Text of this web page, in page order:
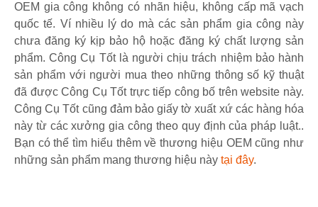
OEM gia công không có nhãn hiệu, không cấp mã vạch
quốc tế. Ví nhiều lý do mà các sản phẩm gia công này
chưa đăng ký kịp bảo hộ hoặc đăng ký chất lượng sản
phẩm. Công Cụ Tốt là người chịu trách nhiệm bảo hành
sản phẩm với người mua theo những thông số kỹ thuật
đã được Công Cụ Tốt trực tiếp công bố trên website này.
Công Cụ Tốt cũng đảm bảo giấy tờ xuất xứ các hàng hóa
này từ các xưởng gia công theo quy định của pháp luật..
Bạn có thể tìm hiểu thêm về thương hiệu OEM cũng như
những sản phẩm mang thương hiệu này tại đây.